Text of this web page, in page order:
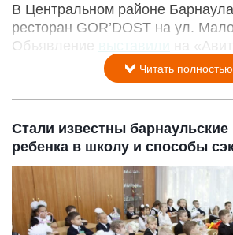
В Центральном районе
ресторан GOR’DOST на ул.
Объявление
на
Читать полностью
Стали известны
ребенка в школу и способы